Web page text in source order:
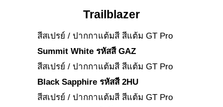
Trailblazer
สีสเปรย์ / ปากกาแต้มสี สีแต้ม GT Pro
Summit White รหัสสี GAZ
สีสเปรย์ / ปากกาแต้มสี สีแต้ม GT Pro
Black Sapphire รหัสสี 2HU
สีสเปรย์ / ปากกาแต้มสี สีแต้ม GT Pro